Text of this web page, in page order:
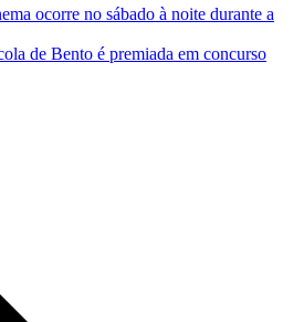
ocorre no sábado à noite durante a
de Bento é premiada em concurso